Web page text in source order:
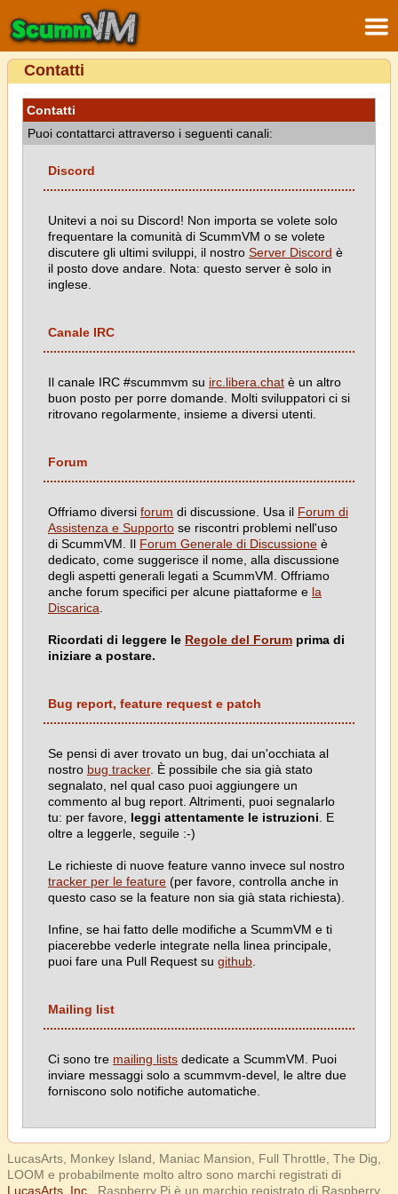
Contatti
Contatti
Puoi contattarci attraverso i seguenti canali:
Discord
Unitevi a noi su Discord! Non importa se volete solo
frequentare la comunità di ScummVM o se volete
discutere gli ultimi sviluppi, il nostro Server Discord è
il posto dove andare. Nota: questo server è solo in
inglese.
Canale IRC
Il canale IRC #scummvm su irc.libera.chat è un altro
buon posto per porre domande. Molti sviluppatori ci si
ritrovano regolarmente, insieme a diversi utenti.
Forum
Offriamo diversi forum di discussione. Usa il Forum di
Assistenza e Supporto se riscontri problemi nell'uso
di ScummVM. Il Forum Generale di Discussione è
dedicato, come suggerisce il nome, alla discussione
degli aspetti generali legati a ScummVM. Offriamo
anche forum specifici per alcune piattaforme e la
Discarica
Ricordati di leggere le Regole del Forum prima di
iniziare a postare.
Bug report, feature request e patch
Se pensi di aver trovato un bug, dai un'occhiata al
nostro bug tracker. È possibile che sia già stato
segnalato, nel qual caso puoi aggiungere un
commento al bug report. Altrimenti, puoi segnalarlo
tu: per favore, leggi attentamente le istruzioni . E
oltre a leggerle, seguile :-)
Le richieste di nuove feature vanno invece sul nostro
tracker per le feature (per favore, controlla anche in
questo caso se la feature non sia già stata richiesta).
Infine, se hai fatto delle modifiche a ScummVM e ti
piacerebbe vederle integrate nella linea principale,
puoi fare una Pull Request su github
Mailing list
Ci sono tre mailing lists dedicate a ScummVM. Puoi
inviare messaggi solo a scummvm-devel, le altre due
forniscono solo notifiche automatiche.
LucasArts, Monkey Island, Maniac Mansion, Full Throttle, The Dig,
LOOM e probabilmente molto altro sono marchi registrati di
LucasArts, Inc.
. Raspberry Pi è un marchio registrato di Raspberry